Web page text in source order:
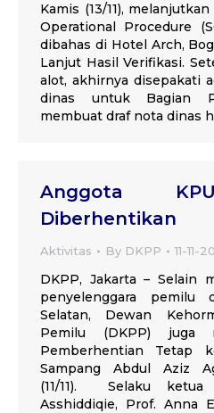
Kamis (13/11),
Operational Procedure
dibahas di Hotel Arch,
Lanjut Hasil Verifikasi.
alot, akhirnya disepakati
dinas untuk Bagian
membuat draf nota dinas
Anggota
Diberhentikan
Aktivitas By DKPP 11-11-
DKPP, Jakarta – Selain
penyelenggara pemilu
Selatan, Dewan
Pemilu (DKPP) juga
Pemberhentian Tetap
Sampang Abdul Aziz
(11/11). Selaku
Asshiddiqie, Prof. Anna